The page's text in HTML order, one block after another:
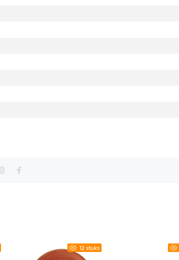
12 stuks